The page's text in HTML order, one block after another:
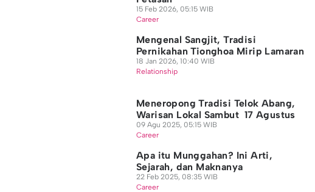
15 Feb 2026, 05:15 WIB
Career
Mengenal Sangjit, Tradisi
Pernikahan Tionghoa Mirip Lamaran
18 Jan 2026, 10:40 WIB
Relationship
Meneropong Tradisi Telok Abang,
Warisan Lokal Sambut 17 Agustus
09 Agu 2025, 05:15 WIB
Career
Apa itu Munggahan? Ini Arti,
Sejarah, dan Maknanya
22 Feb 2025, 08:35 WIB
Career